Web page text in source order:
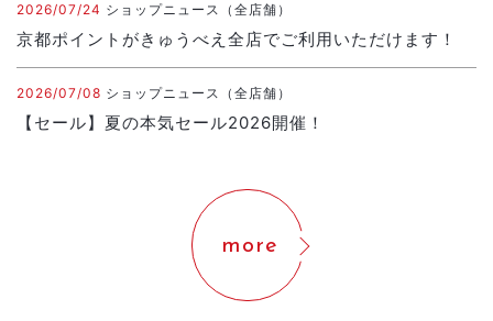
2026/07/24 ショップニュース（全店舗）
京都ポイントがきゅうべえ全店でご利用いただけます！
2026/07/08 ショップニュース（全店舗）
【セール】夏の本気セール2026開催！
more